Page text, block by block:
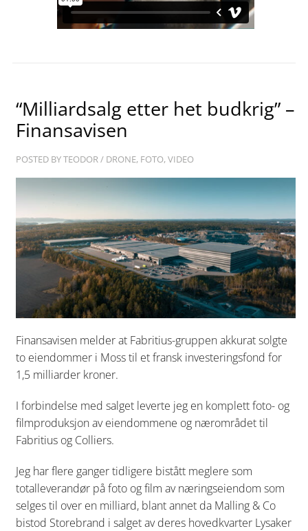
“Milliardsalg etter het budkrig” –
Finansavisen
POSTED BYTEODOR/ DRONE, FOTO,VIDEO
Finansavisen melder at Fabritius-gruppen akkurat solgte
to eiendommer i Moss til et fransk investeringsfond for
1,5 milliarder kroner.
I forbindelse med salget leverte jeg en komplett foto- og
filmproduksjon av eiendommene og nærområdet til
Fabritius og Colliers.
Jeg har flere ganger tidligere bistått meglere som
totalleverandør på foto og film av næringseiendom som
selges til over en milliard, blant annet da Malling & Co
bistod Storebrand i salget av deres hovedkvarter Lysaker